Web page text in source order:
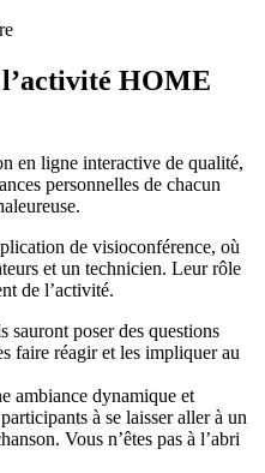
HOME
en ligne interactive de qualité,
personnelles de chacun
de visioconférence, où
et un technicien. Leur rôle
de l’activité.
sauront poser des questions
faire réagir et les impliquer au
ambiance dynamique et
à se laisser aller à un
Vous n’êtes pas à l’abri